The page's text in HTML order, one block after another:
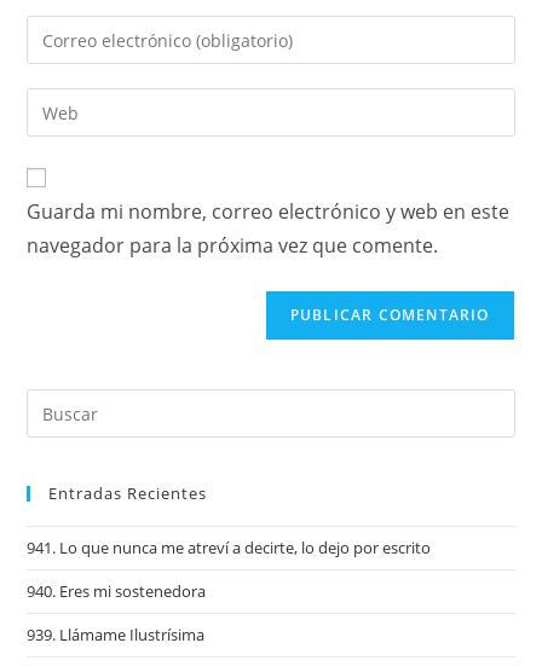
Guarda mi nombre, correo electrónico y web en este
navegador para la próxima vez que comente.
Entradas Recientes
941. Lo que nunca me atreví a decirte, lo dejo por escrito
940. Eres mi sostenedora
939. Llámame Ilustrísima